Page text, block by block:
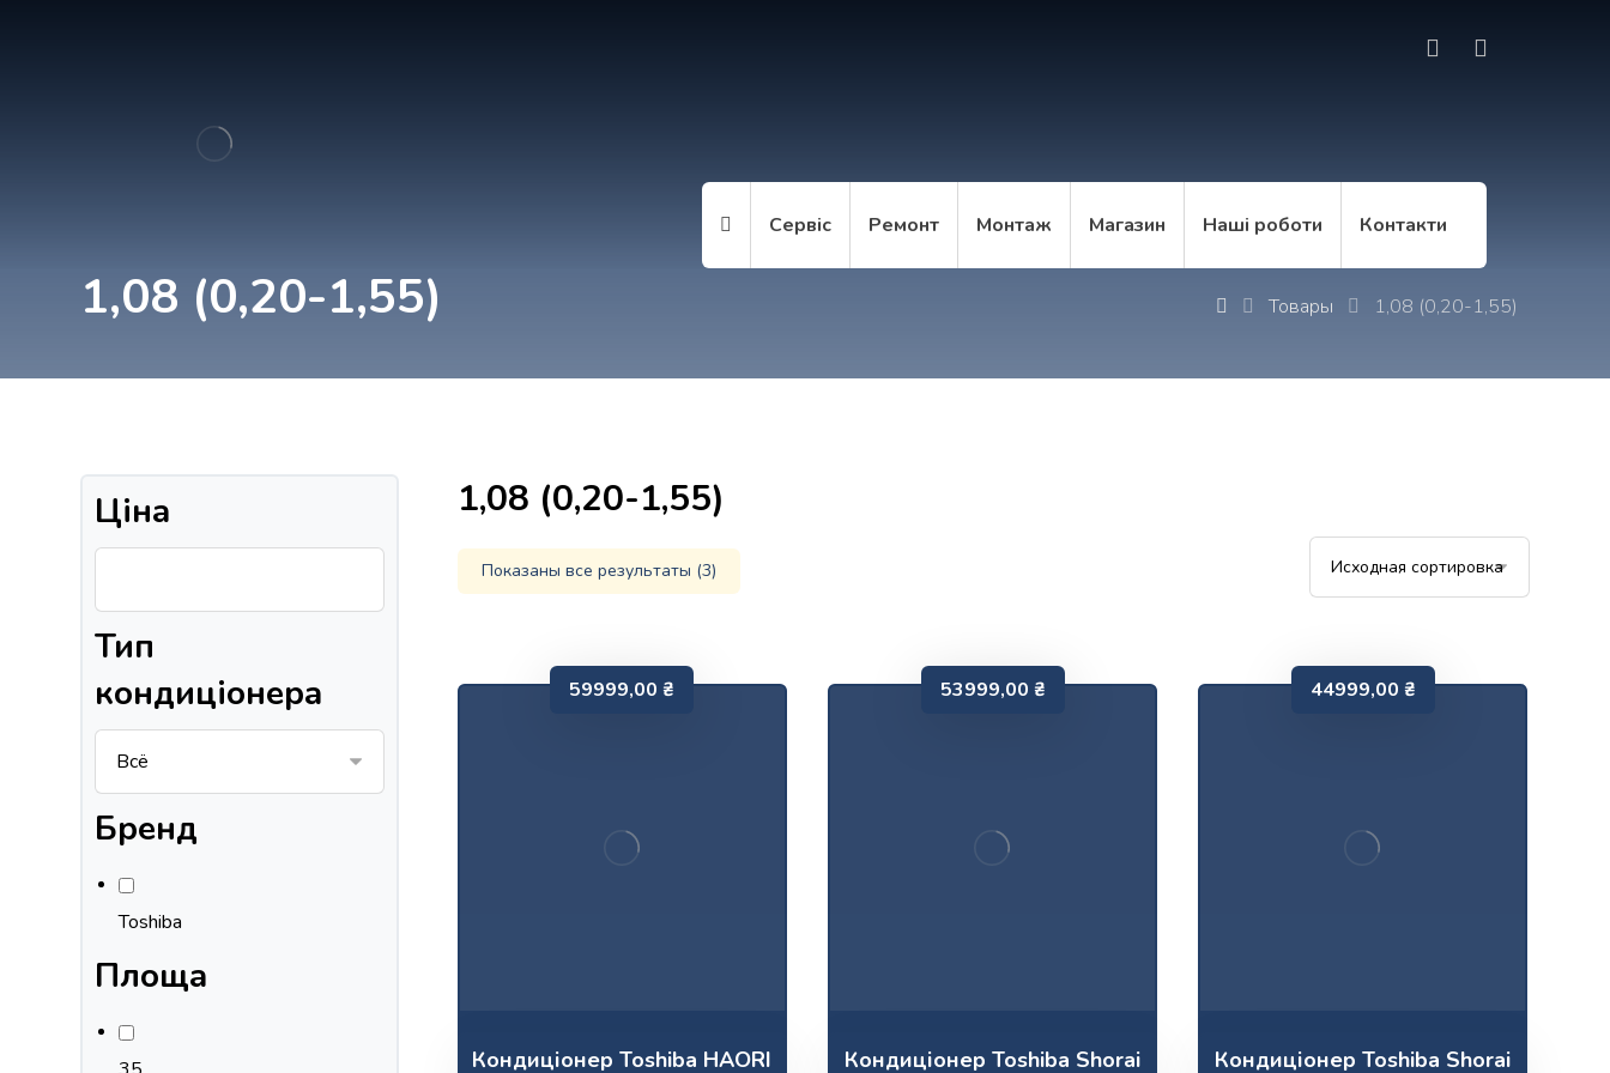
Сервіс Ремонт Монтаж Магазин Наші роботи Контакти
1,08 (0,20-1,55) Товары 1,08 (0,20-1,55)
1,08 (0,20-1,55)
Показаны все результаты (3)
Кондиціонер Toshiba HAORI
59999,00₴
Кондиціонер Toshiba Shorai
53999,00 ₴
Кондиціонер Toshiba Shorai
44999,00 ₴
Ціна
Тип
кондиціонера
Бренд
Toshiba
Площа